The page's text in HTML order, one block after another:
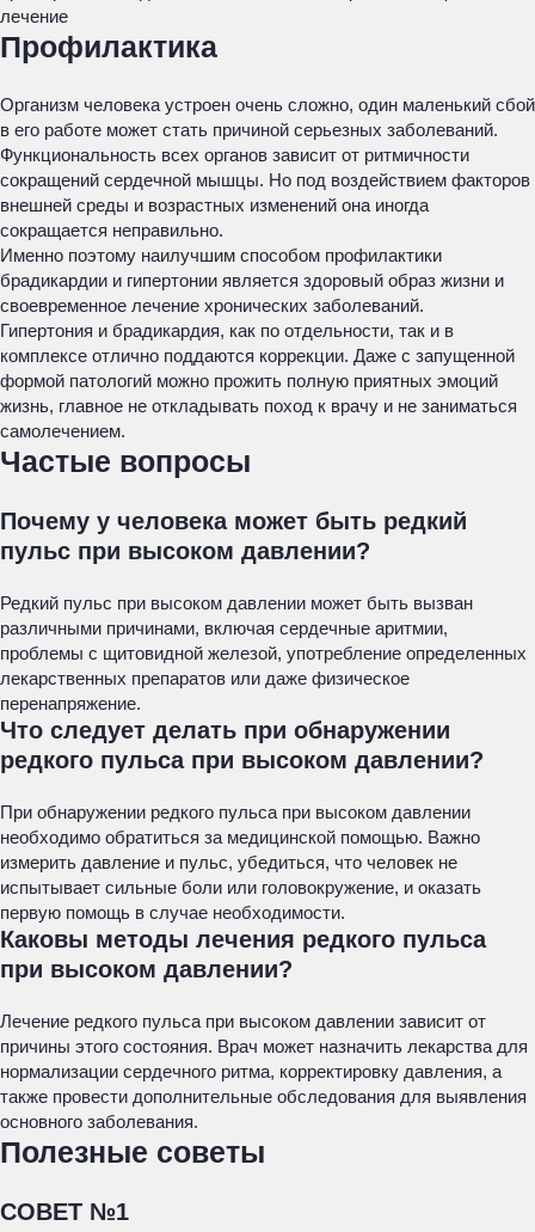
лечение
Профилактика
Организм человека устроен очень сложно, один маленький сбой
в его работе может стать причиной серьезных заболеваний.
Функциональность всех органов зависит от ритмичности
сокращений сердечной мышцы. Но под воздействием факторов
внешней среды и возрастных изменений она иногда
сокращается неправильно.
Именно поэтому наилучшим способом профилактики
брадикардии и гипертонии является здоровый образ жизни и
своевременное лечение хронических заболеваний.
Гипертония и брадикардия, как по отдельности, так и в
комплексе отлично поддаются коррекции. Даже с запущенной
формой патологий можно прожить полную приятных эмоций
жизнь, главное не откладывать поход к врачу и не заниматься
самолечением.
Частые вопросы
Почему у человека может быть редкий
пульс при высоком давлении?
Редкий пульс при высоком давлении может быть вызван
различными причинами, включая сердечные аритмии,
проблемы с щитовидной железой, употребление определенных
лекарственных препаратов или даже физическое
перенапряжение.
Что следует делать при обнаружении
редкого пульса при высоком давлении?
При обнаружении редкого пульса при высоком давлении
необходимо обратиться за медицинской помощью. Важно
измерить давление и пульс, убедиться, что человек не
испытывает сильные боли или головокружение, и оказать
первую помощь в случае необходимости.
Каковы методы лечения редкого пульса
при высоком давлении?
Лечение редкого пульса при высоком давлении зависит от
причины этого состояния. Врач может назначить лекарства для
нормализации сердечного ритма, корректировку давления, а
также провести дополнительные обследования для выявления
основного заболевания.
Полезные советы
СОВЕТ №1